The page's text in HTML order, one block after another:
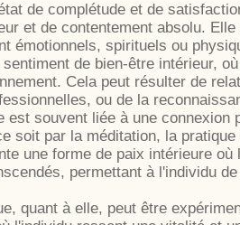
de complétude et de
et de contentement absolu.
émotionnels, spirituels ou
de bien-être intérieur,
Cela peut résulter de
ou de la
est souvent liée à une connexion
soit par la méditation, la
une forme de paix intérieure
permettant à l'individu
quant à elle, peut être